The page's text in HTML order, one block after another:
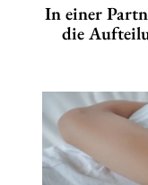
In einer
die